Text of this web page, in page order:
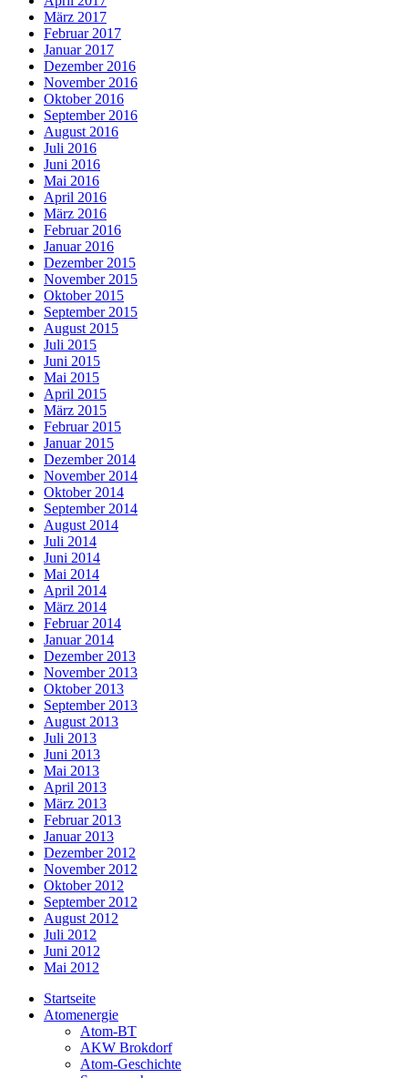
März 2017
Februar 2017
Januar 2017
Dezember 2016
November 2016
Oktober 2016
September 2016
August 2016
Juli 2016
Juni 2016
Mai 2016
April 2016
März 2016
Februar 2016
Januar 2016
Dezember 2015
November 2015
Oktober 2015
September 2015
August 2015
Juli 2015
Juni 2015
Mai 2015
April 2015
März 2015
Februar 2015
Januar 2015
Dezember 2014
November 2014
Oktober 2014
September 2014
August 2014
Juli 2014
Juni 2014
Mai 2014
April 2014
März 2014
Februar 2014
Januar 2014
Dezember 2013
November 2013
Oktober 2013
September 2013
August 2013
Juli 2013
Juni 2013
Mai 2013
April 2013
März 2013
Februar 2013
Januar 2013
Dezember 2012
November 2012
Oktober 2012
September 2012
August 2012
Juli 2012
Juni 2012
Mai 2012
Startseite
Atomenergie
Atom-BT
AKW Brokdorf
Atom-Geschichte